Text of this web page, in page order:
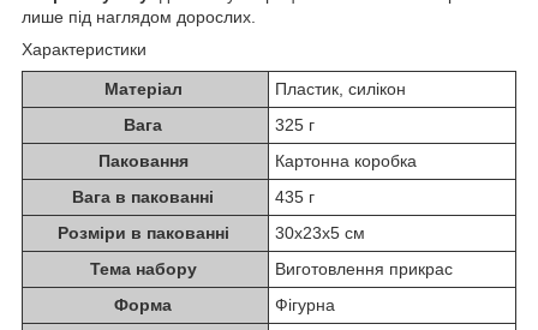
лише під наглядом дорослих.
Характеристики
Матеріал
Пластик, силікон
Вага
325 г
Паковання
Картонна коробка
Вага в пакованні
435 г
Розміри в пакованні
30х23х5 см
Тема набору
Виготовлення прикрас
Форма
Фігурна